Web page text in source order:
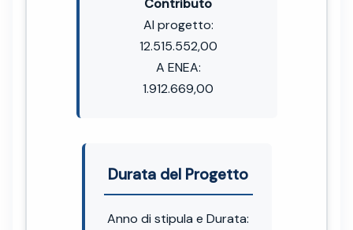
Contributo
Al progetto:
12.515.552,00
A ENEA:
1.912.669,00
Durata del Progetto
Anno di stipula e Durata: